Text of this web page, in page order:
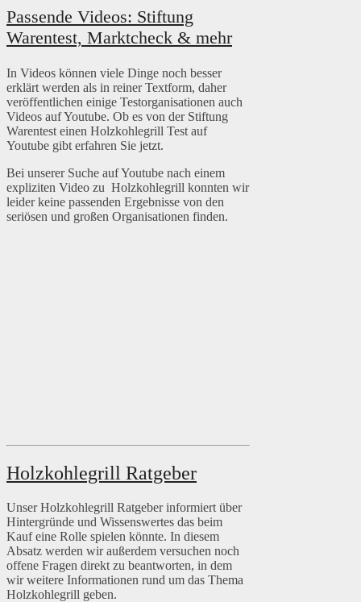
Passende Videos: Stiftung
Warentest, Marktcheck & mehr
In Videos können viele Dinge noch besser
erklärt werden als in reiner Textform, daher
veröffentlichen einige Testorganisationen auch
Videos auf Youtube. Ob es von der Stiftung
Warentest einen Holzkohlegrill Test auf
Youtube gibt erfahren Sie jetzt.
Bei unserer Suche auf Youtube nach einem
expliziten Video zu Holzkohlegrill konnten wir
leider keine passenden Ergebnisse von den
seriösen und großen Organisationen finden.
Holzkohlegrill Ratgeber
Unser Holzkohlegrill Ratgeber informiert über
Hintergründe und Wissenswertes das beim
Kauf eine Rolle spielen könnte. In diesem
Absatz werden wir außerdem versuchen noch
offene Fragen direkt zu beantworten, in dem
wir weitere Informationen rund um das Thema
Holzkohlegrill geben.